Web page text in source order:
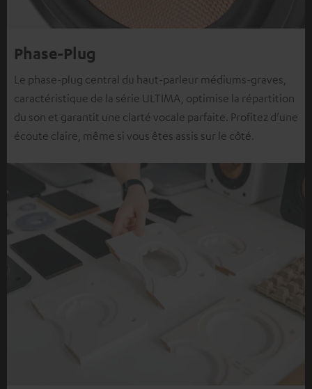
Phase-Plug
Le phase-plug central du haut-parleur médiums-graves,
caractéristique de la série ULTIMA, optimise la répartition
du son et garantit une clarté vocale parfaite. Profitez d’une
écoute claire, même si vous êtes assis sur le côté.